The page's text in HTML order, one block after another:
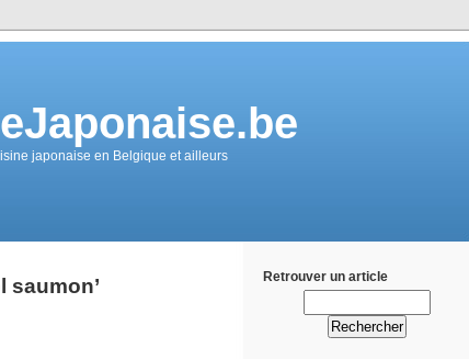
japonaise en Belgique et ailleurs
saumon’ Retrouver un article